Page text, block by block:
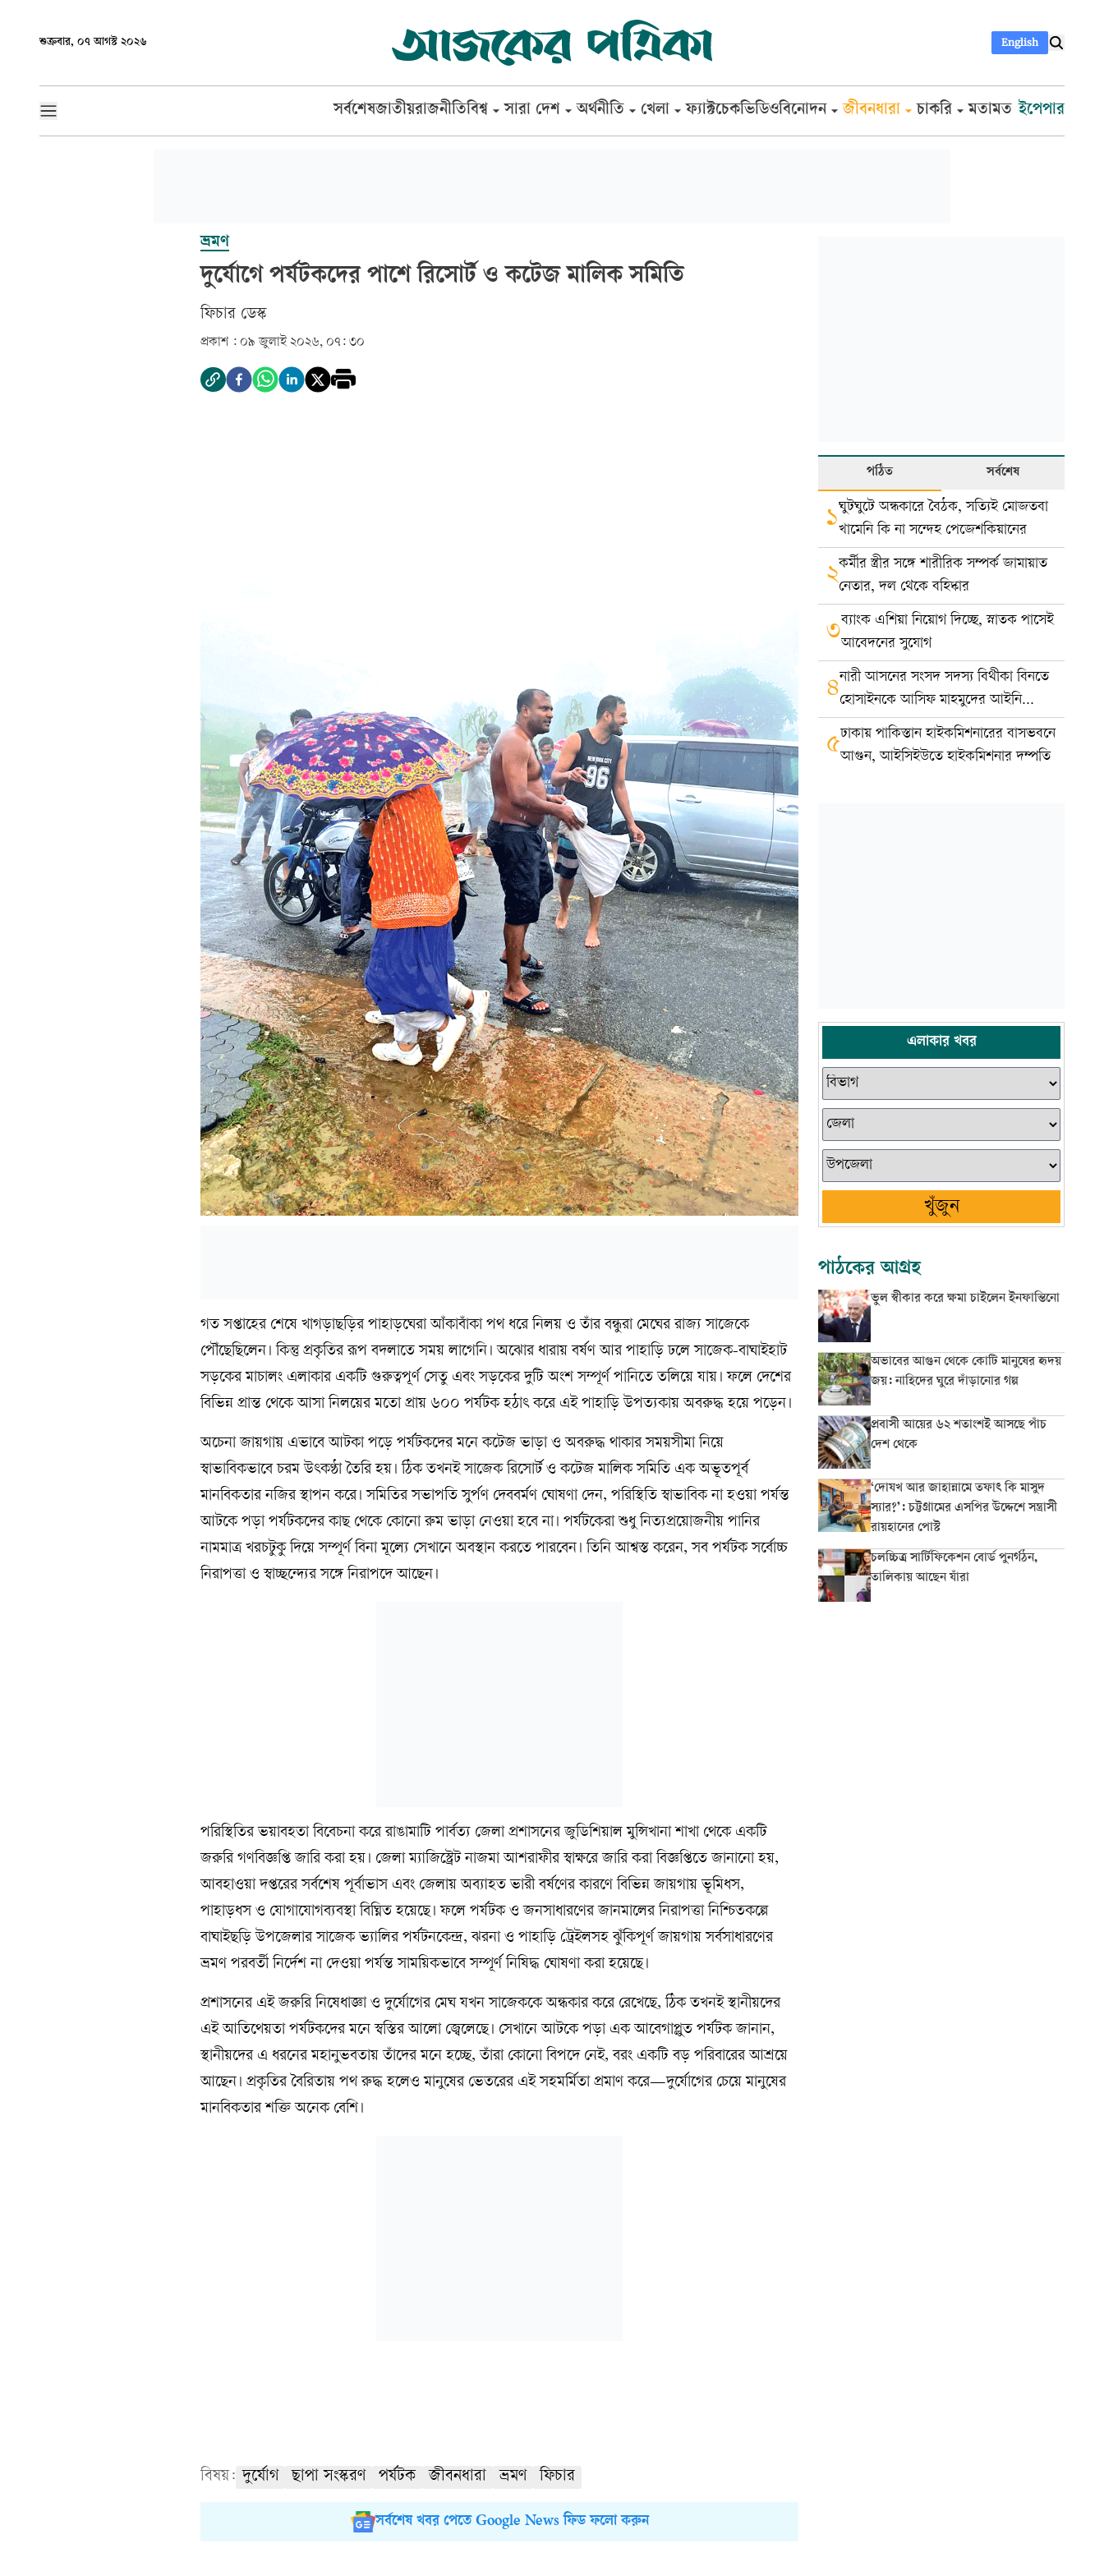
শুক্রবার, ০৭ আগস্ট ২০২৬ English
সর্বশেষজাতীয়রাজনীতিবিশ্ব সারা দেশ অর্থনীতি খেলা ফ্যাক্টচেকভিডিওবিনোদন জীবনধারা চাকরি মতামত ইপেপার
ভ্রমণ
দুর্যোগে পর্যটকদের পাশে রিসোর্ট ও কটেজ মালিক সমিতি
ফিচার ডেস্ক
প্রকাশ : ০৯ জুলাই ২০২৬, ০৭: ৩০
গত সপ্তাহের শেষে খাগড়াছড়ির পাহাড়ঘেরা আঁকাবাঁকা পথ ধরে নিলয় ও তাঁর বন্ধুরা মেঘের রাজ্য সাজেকে
পৌঁছেছিলেন। কিন্তু প্রকৃতির রূপ বদলাতে সময় লাগেনি। অঝোর ধারায় বর্ষণ আর পাহাড়ি ঢলে সাজেক-বাঘাইহাট
সড়কের মাচালং এলাকার একটি গুরুত্বপূর্ণ সেতু এবং সড়কের দুটি অংশ সম্পূর্ণ পানিতে তলিয়ে যায়। ফলে দেশের
বিভিন্ন প্রান্ত থেকে আসা নিলয়ের মতো প্রায় ৬০০ পর্যটক হঠাৎ করে এই পাহাড়ি উপত্যকায় অবরুদ্ধ হয়ে পড়েন।
অচেনা জায়গায় এভাবে আটকা পড়ে পর্যটকদের মনে কটেজ ভাড়া ও অবরুদ্ধ থাকার সময়সীমা নিয়ে
স্বাভাবিকভাবে চরম উৎকণ্ঠা তৈরি হয়। ঠিক তখনই সাজেক রিসোর্ট ও কটেজ মালিক সমিতি এক অভূতপূর্ব
মানবিকতার নজির স্থাপন করে। সমিতির সভাপতি সুর্পণ দেববর্মণ ঘোষণা দেন, পরিস্থিতি স্বাভাবিক না হওয়া পর্যন্ত
আটকে পড়া পর্যটকদের কাছ থেকে কোনো রুম ভাড়া নেওয়া হবে না। পর্যটকেরা শুধু নিত্যপ্রয়োজনীয় পানির
নামমাত্র খরচটুকু দিয়ে সম্পূর্ণ বিনা মূল্যে সেখানে অবস্থান করতে পারবেন। তিনি আশ্বস্ত করেন, সব পর্যটক সর্বোচ্চ
নিরাপত্তা ও স্বাচ্ছন্দ্যের সঙ্গে নিরাপদে আছেন।
পরিস্থিতির ভয়াবহতা বিবেচনা করে রাঙামাটি পার্বত্য জেলা প্রশাসনের জুডিশিয়াল মুন্সিখানা শাখা থেকে একটি
জরুরি গণবিজ্ঞপ্তি জারি করা হয়। জেলা ম্যাজিস্ট্রেট নাজমা আশরাফীর স্বাক্ষরে জারি করা বিজ্ঞপ্তিতে জানানো হয়,
আবহাওয়া দপ্তরের সর্বশেষ পূর্বাভাস এবং জেলায় অব্যাহত ভারী বর্ষণের কারণে বিভিন্ন জায়গায় ভূমিধস,
পাহাড়ধস ও যোগাযোগব্যবস্থা বিঘ্নিত হয়েছে। ফলে পর্যটক ও জনসাধারণের জানমালের নিরাপত্তা নিশ্চিতকল্পে
বাঘাইছড়ি উপজেলার সাজেক ভ্যালির পর্যটনকেন্দ্র, ঝরনা ও পাহাড়ি ট্রেইলসহ ঝুঁকিপূর্ণ জায়গায় সর্বসাধারণের
ভ্রমণ পরবর্তী নির্দেশ না দেওয়া পর্যন্ত সাময়িকভাবে সম্পূর্ণ নিষিদ্ধ ঘোষণা করা হয়েছে।
প্রশাসনের এই জরুরি নিষেধাজ্ঞা ও দুর্যোগের মেঘ যখন সাজেককে অন্ধকার করে রেখেছে, ঠিক তখনই স্থানীয়দের
এই আতিথেয়তা পর্যটকদের মনে স্বস্তির আলো জ্বেলেছে। সেখানে আটকে পড়া এক আবেগাপ্লুত পর্যটক জানান,
স্থানীয়দের এ ধরনের মহানুভবতায় তাঁদের মনে হচ্ছে, তাঁরা কোনো বিপদে নেই, বরং একটি বড় পরিবারের আশ্রয়ে
আছেন। প্রকৃতির বৈরিতায় পথ রুদ্ধ হলেও মানুষের ভেতরের এই সহমর্মিতা প্রমাণ করে—দুর্যোগের চেয়ে মানুষের
মানবিকতার শক্তি অনেক বেশি।
বিষয়: দুর্যোগ ছাপা সংস্করণ পর্যটক জীবনধারা ভ্রমণ ফিচার
সর্বশেষ খবর পেতে Google News ফিড ফলো করুন
পঠিত সর্বশেষ
১ঘুটঘুটে অন্ধকারে বৈঠক, সত্যিই মোজতবা
খামেনি কি না সন্দেহ পেজেশকিয়ানের
২কর্মীর স্ত্রীর সঙ্গে শারীরিক সম্পর্ক জামায়াত
নেতার, দল থেকে বহিষ্কার
৩ব্যাংক এশিয়া নিয়োগ দিচ্ছে, স্নাতক পাসেই
আবেদনের সুযোগ
৪নারী আসনের সংসদ সদস্য বিথীকা বিনতে
হোসাইনকে আসিফ মাহমুদের আইনি
নোটিশ
৫ঢাকায় পাকিস্তান হাইকমিশনারের বাসভবনে
আগুন, আইসিইউতে হাইকমিশনার দম্পতি
এলাকার খবর
খুঁজুন
পাঠকের আগ্রহ
ভুল স্বীকার করে ক্ষমা চাইলেন ইনফান্তিনো
অভাবের আগুন থেকে কোটি মানুষের হৃদয়
জয়: নাহিদের ঘুরে দাঁড়ানোর গল্প
প্রবাসী আয়ের ৬২ শতাংশই আসছে পাঁচ
দেশ থেকে
‘দোযখ আর জাহান্নামে তফাৎ কি মাসুদ
স্যার?’: চট্টগ্রামের এসপির উদ্দেশে সন্ত্রাসী
রায়হানের পোস্ট
চলচ্চিত্র সার্টিফিকেশন বোর্ড পুনর্গঠন,
তালিকায় আছেন যাঁরা